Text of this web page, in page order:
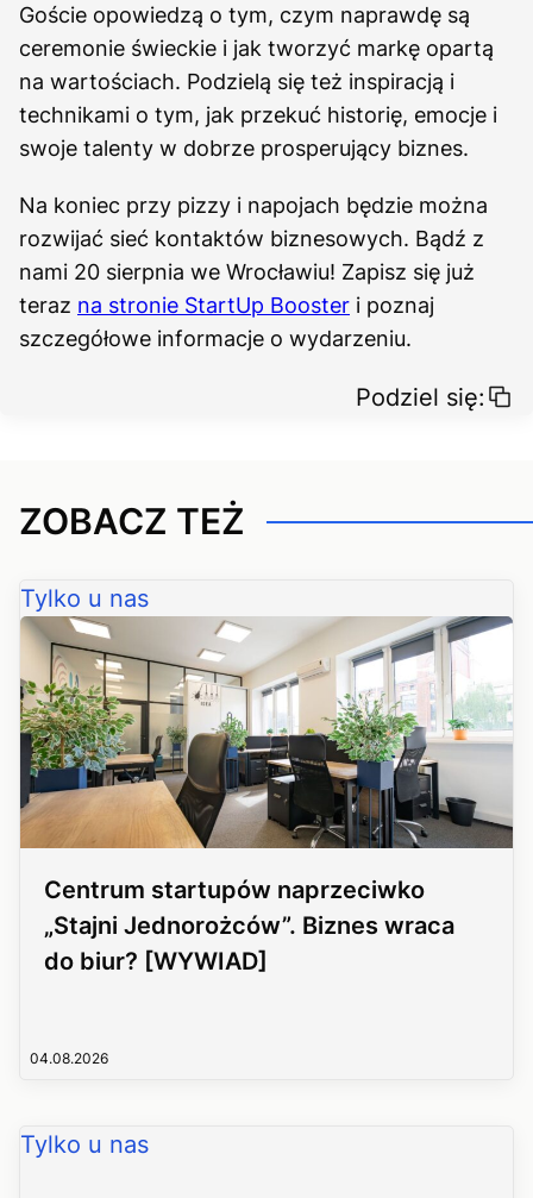
Goście opowiedzą o tym, czym naprawdę są
ceremonie świeckie i jak tworzyć markę opartą
na wartościach. Podzielą się też inspiracją i
technikami o tym, jak przekuć historię, emocje i
swoje talenty w dobrze prosperujący biznes.
Na koniec przy pizzy i napojach będzie można
rozwijać sieć kontaktów biznesowych. Bądź z
nami 20 sierpnia we Wrocławiu! Zapisz się już
teraz na stronie StartUp Booster i poznaj
szczegółowe informacje o wydarzeniu.
Podziel się:
ZOBACZ TEŻ
Tylko u nas
Centrum startupów naprzeciwko
„Stajni Jednorożców”. Biznes wraca
do biur? [WYWIAD]
04.08.2026
Tylko u nas